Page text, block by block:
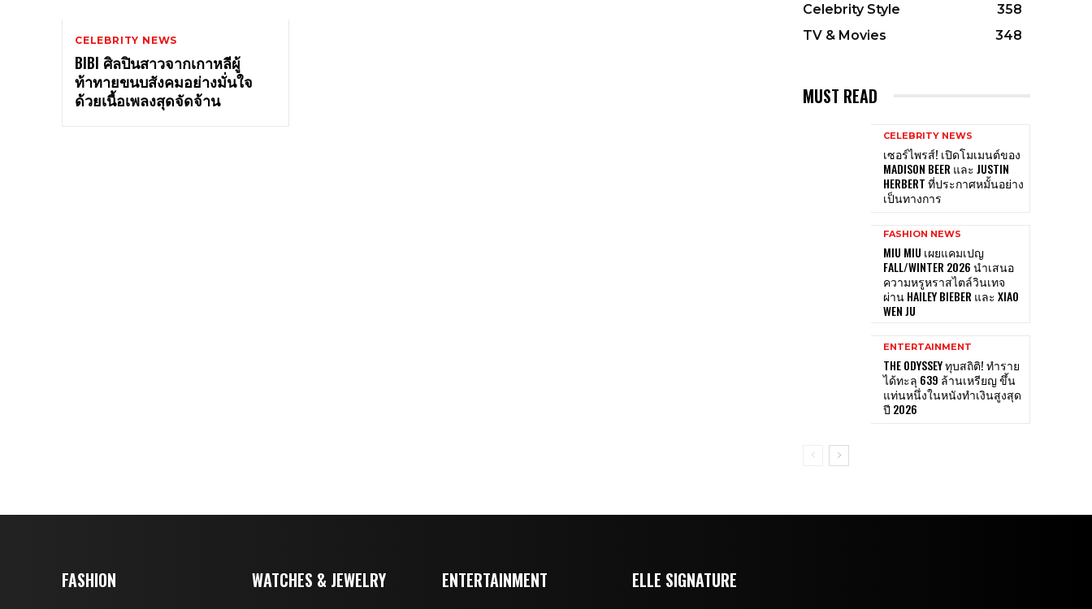
CELEBRITY NEWS
BIBI ศิลปินสาวจากเกาหลีผู้
ท้าทายขนบสังคมอย่างมั่นใจ
ด้วยเนื้อเพลงสุดจัดจ้าน
Celebrity Style
358
TV & Movies
348
MUST READ
CELEBRITY NEWS
เซอร์ไพรส์! เปิดโมเมนต์ของ
MADISON BEER และ JUSTIN
HERBERT ที่ประกาศหมั้นอย่าง
เป็นทางการ
FASHION NEWS
MIU MIU เผยแคมเปญ
FALL/WINTER 2026 นำเสนอ
ความหรูหราสไตล์วินเทจ
ผ่าน HAILEY BIEBER และ XIAO
WEN JU
ENTERTAINMENT
THE ODYSSEY ทุบสถิติ! ทำราย
ได้ทะลุ 639 ล้านเหรียญ ขึ้น
แท่นหนึ่งในหนังทำเงินสูงสุด
ปี 2026
FASHION WATCHES & JEWELRY ENTERTAINMENT ELLE SIGNATURE